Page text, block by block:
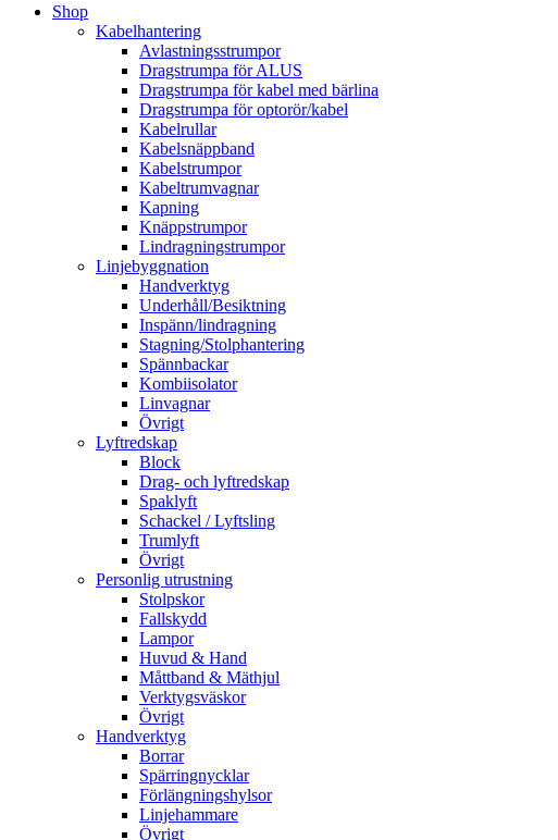
Shop
Kabelhantering
Avlastningsstrumpor
Dragstrumpa för ALUS
Dragstrumpa för kabel med bärlina
Dragstrumpa för optorör/kabel
Kabelrullar
Kabelsnäppband
Kabelstrumpor
Kabeltrumvagnar
Kapning
Knäppstrumpor
Lindragningstrumpor
Linjebyggnation
Handverktyg
Underhåll/Besiktning
Inspänn/lindragning
Stagning/Stolphantering
Spännbackar
Kombiisolator
Linvagnar
Övrigt
Lyftredskap
Block
Drag- och lyftredskap
Spaklyft
Schackel / Lyftsling
Trumlyft
Övrigt
Personlig utrustning
Stolpskor
Fallskydd
Lampor
Huvud & Hand
Måttband & Mäthjul
Verktygsväskor
Övrigt
Handverktyg
Borrar
Spärringnycklar
Förlängningshylsor
Linjehammare
Övrigt